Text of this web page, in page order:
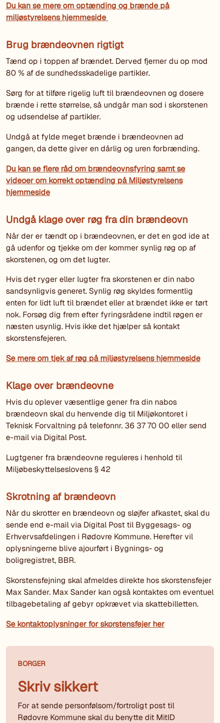
Du kan se mere om optænding og brænde på
miljøstyrelsens hjemmeside
Brug brændeovnen rigtigt
Tænd op i toppen af brændet. Derved fjerner du op mod
80 % af de sundhedsskadelige partikler.
Sørg for at tilføre rigelig luft til brændeovnen og dosere
brænde i rette størrelse, så undgår man sod i skorstenen
og udsendelse af partikler.
Undgå at fylde meget brænde i brændeovnen ad
gangen, da dette giver en dårlig og uren forbrænding.
Du kan se flere råd om brændeovnsfyring samt se
videoer om korrekt optænding på Miljøstyrelsens
hjemmeside
Undgå klage over røg fra din brændeovn
Når der er tændt op i brændeovnen, er det en god ide at
gå udenfor og tjekke om der kommer synlig røg op af
skorstenen, og om det lugter.
Hvis det ryger eller lugter fra skorstenen er din nabo
sandsynligvis generet. Synlig røg skyldes formentlig
enten for lidt luft til brændet eller at brændet ikke er tørt
nok. Forsøg dig frem efter fyringsrådene indtil røgen er
næsten usynlig. Hvis ikke det hjælper så kontakt
skorstensfejeren.
Se mere om tjek af røg på miljøstyrelsens hjemmeside
Klage over brændeovne
Hvis du oplever væsentlige gener fra din nabos
brændeovn skal du henvende dig til Miljøkontoret i
Teknisk Forvaltning på telefonnr. 36 37 70 00 eller send
e-mail via Digital Post.
Lugtgener fra brændeovne reguleres i henhold til
Miljøbeskyttelseslovens § 42
Skrotning af brændeovn
Når du skrotter en brændeovn og sløjfer afkastet, skal du
sende end e-mail via Digital Post til Byggesags- og
Erhvervsafdelingen i Rødovre Kommune. Herefter vil
oplysningerne blive ajourført i Bygnings- og
boligregistret, BBR.
Skorstensfejning skal afmeldes direkte hos skorstensfejer
Max Sander. Max Sander kan også kontaktes om eventuel
tilbagebetaling af gebyr opkrævet via skattebilletten.
Se kontaktoplysninger for skorstensfejer her
BORGER
Skriv sikkert
For at sende personfølsom/fortroligt post til
Rødovre Kommune skal du benytte dit MitID